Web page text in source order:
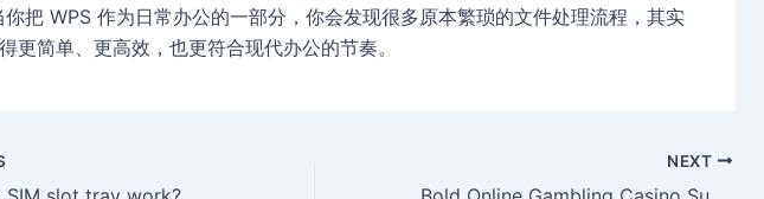
你把 WPS 作为日常办公的一部分，你会发现很多原本繁琐的文件处理流程，其实
更简单、更高效，也更符合现代办公的节奏。
NEXT